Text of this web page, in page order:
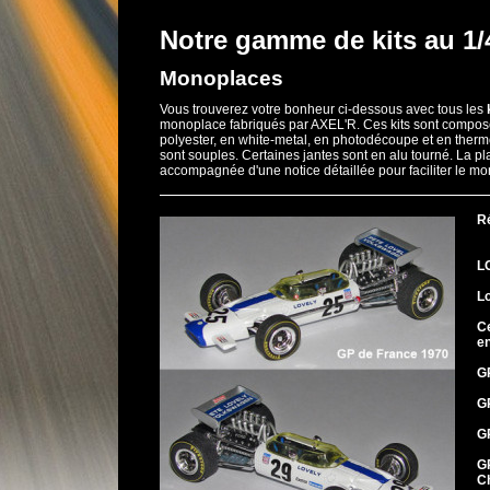
Notre gamme de kits au 1/
Monoplaces
Vous trouverez votre bonheur ci-dessous avec tous les
monoplace fabriqués par AXEL'R. Ces kits sont
polyester, en white-metal, en photodécoupe et en
sont souples. Certaines jantes sont en alu tourné. La
accompagnée d'une notice détaillée pour faciliter le